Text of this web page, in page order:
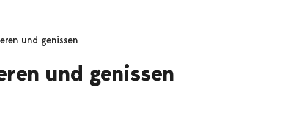
und genissen
und genissen